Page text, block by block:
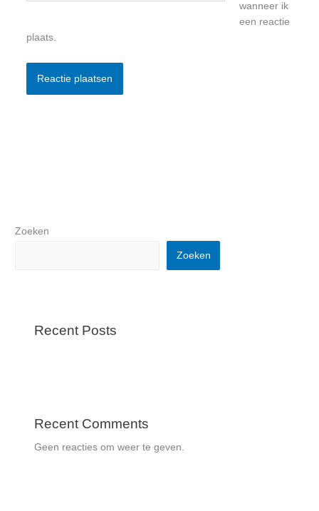
wanneer ik
een reactie
plaats.
Zoeken
Zoeken
Recent Posts
Recent Comments
Geen reacties om weer te geven.